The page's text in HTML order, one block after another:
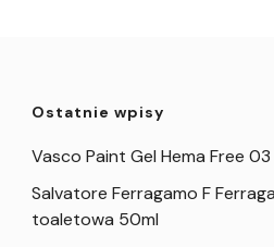
Ostatnie wpisy
Vasco Paint Gel Hema Free
Salvatore Ferragamo F
toaletowa 50ml